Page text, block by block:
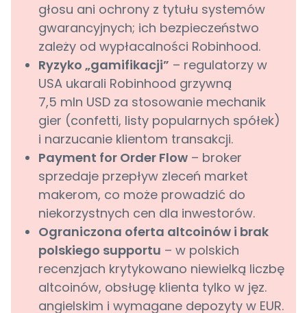
głosu ani ochrony z tytułu systemów
gwarancyjnych; ich bezpieczeństwo
zależy od wypłacalności Robinhood.
Ryzyko „gamifikacji” – regulatorzy w
USA ukarali Robinhood grzywną
7,5 mln USD za stosowanie mechanik
gier (confetti, listy popularnych spółek)
i narzucanie klientom transakcji.
Payment for Order Flow – broker
sprzedaje przepływ zleceń market
makerom, co może prowadzić do
niekorzystnych cen dla inwestorów.
Ograniczona oferta altcoinów i brak
polskiego supportu – w polskich
recenzjach krytykowano niewielką liczbę
altcoinów, obsługę klienta tylko w jęz.
angielskim i wymagane depozyty w EUR.